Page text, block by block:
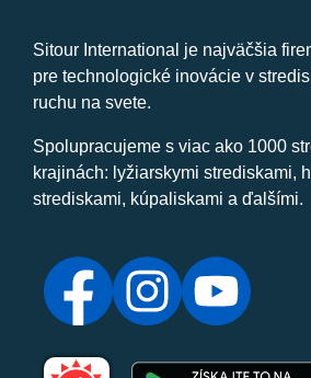
Sitour International je najväčšia
pre technologické inovácie v
ruchu na svete.
Spolupracujeme s viac ako 1000
krajinách: lyžiarskymi strediskami,
strediskami, kúpaliskami a ďalšími.